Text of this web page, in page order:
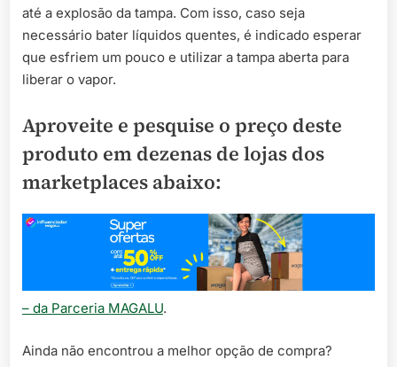
até a explosão da tampa. Com isso, caso seja
necessário bater líquidos quentes, é indicado esperar
que esfriem um pouco e utilizar a tampa aberta para
liberar o vapor.
Aproveite e pesquise o preço deste
produto em dezenas de lojas dos
marketplaces abaixo:
– da Parceria MAGALU.
Ainda não encontrou a melhor opção de compra?